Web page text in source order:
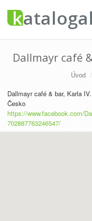
Dallmayr café
Úvod
Dallmayr café & bar, Karla
Česko
https://www.facebook.com/
702887763246547/